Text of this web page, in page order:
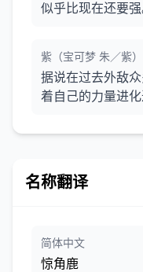
似乎比现在还要强
紫（宝可梦 朱／紫）
据说在过去外敌
着自己的力量进化
名称翻译
简体中文
惊角鹿